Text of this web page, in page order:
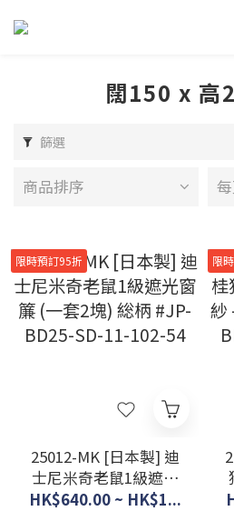
闊150 x 高
篩選
商品排序
限時預訂95折
25012-MK [日本製] 迪
士尼米奇老鼠1級遮光
窗簾 (一套2塊) 総柄
HK$640.00 ~ HK$1...
限